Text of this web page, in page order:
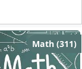
Math (311)